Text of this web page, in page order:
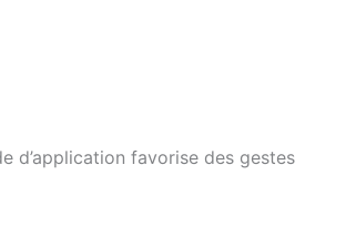
d’application favorise des gestes